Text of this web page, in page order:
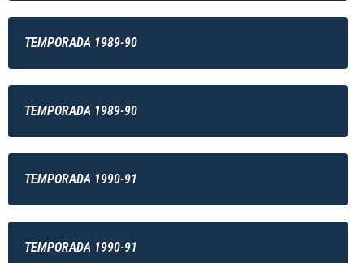
TEMPORADA 1989-90
TEMPORADA 1989-90
TEMPORADA 1990-91
TEMPORADA 1990-91